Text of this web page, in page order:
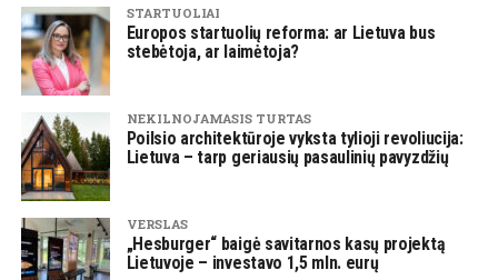
STARTUOLIAI
Europos startuolių reforma: ar Lietuva bus
stebėtoja, ar laimėtoja?
NEKILNOJAMASIS TURTAS
Poilsio architektūroje vyksta tylioji revoliucija:
Lietuva – tarp geriausių pasaulinių pavyzdžių
VERSLAS
„Hesburger“ baigė savitarnos kasų projektą
Lietuvoje – investavo 1,5 mln. eurų